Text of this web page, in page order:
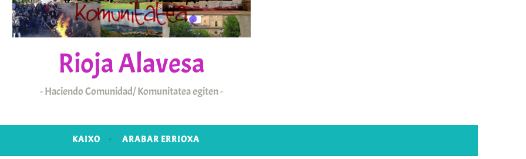
Rioja Alavesa
Haciendo Comunidad/ Komunitatea egiten
KAIXO ARABAR ERRIOXA